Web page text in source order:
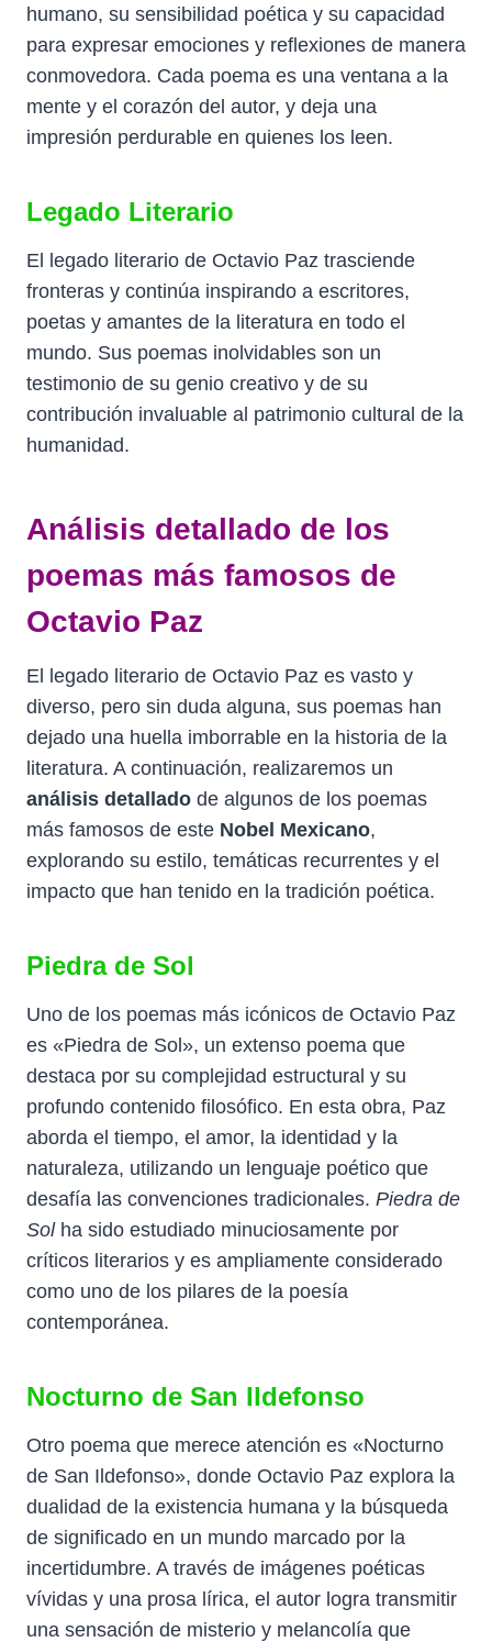
humano, su sensibilidad poética y su capacidad
para expresar emociones y reflexiones de manera
conmovedora. Cada poema es una ventana a la
mente y el corazón del autor, y deja una
impresión perdurable en quienes los leen.
Legado Literario
El legado literario de Octavio Paz trasciende
fronteras y continúa inspirando a escritores,
poetas y amantes de la literatura en todo el
mundo. Sus poemas inolvidables son un
testimonio de su genio creativo y de su
contribución invaluable al patrimonio cultural de la
humanidad.
Análisis detallado de los
poemas más famosos de
Octavio Paz
El legado literario de Octavio Paz es vasto y
diverso, pero sin duda alguna, sus poemas han
dejado una huella imborrable en la historia de la
literatura. A continuación, realizaremos un
análisis detallado de algunos de los poemas
más famosos de este Nobel Mexicano,
explorando su estilo, temáticas recurrentes y el
impacto que han tenido en la tradición poética.
Piedra de Sol
Uno de los poemas más icónicos de Octavio Paz
es «Piedra de Sol», un extenso poema que
destaca por su complejidad estructural y su
profundo contenido filosófico. En esta obra, Paz
aborda el tiempo, el amor, la identidad y la
naturaleza, utilizando un lenguaje poético que
desafía las convenciones tradicionales. Piedra de
Solha sido estudiado minuciosamente por
críticos literarios y es ampliamente considerado
como uno de los pilares de la poesía
contemporánea.
Nocturno de San Ildefonso
Otro poema que merece atención es «Nocturno
de San Ildefonso», donde Octavio Paz explora la
dualidad de la existencia humana y la búsqueda
de significado en un mundo marcado por la
incertidumbre. A través de imágenes poéticas
vívidas y una prosa lírica, el autor logra transmitir
una sensación de misterio y melancolía que